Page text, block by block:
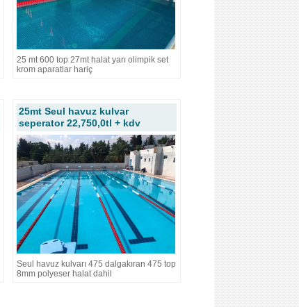
25 mt 600 top 27mt halat yarı olimpik set
krom aparatlar hariç
25mt Seul havuz kulvar
seperator 22,750,0tl + kdv
Seul havuz kulvarı 475 dalgakıran 475 top
8mm polyeser halat dahil